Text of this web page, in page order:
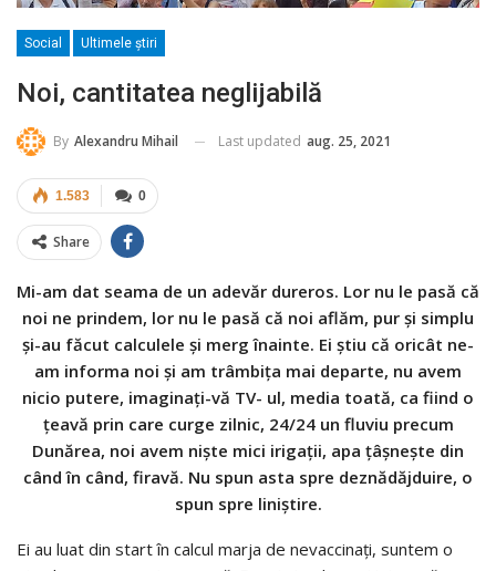
Social Ultimele ştiri
Noi, cantitatea neglijabilă
By Alexandru Mihail Last updated aug. 25, 2021
0
1.583
Share
Mi-am dat seama de un adevăr dureros. Lor nu le pasă că
noi ne prindem, lor nu le pasă că noi aflăm, pur și simplu
și-au făcut calculele și merg înainte. Ei știu că oricât ne-
am informa noi și am trâmbița mai departe, nu avem
nicio putere, imaginați-vă TV- ul, media toată, ca fiind o
țeavă prin care curge zilnic, 24/24 un fluviu precum
Dunărea, noi avem niște mici irigații, apa țâșnește din
când în când, firavă. Nu spun asta spre deznădăjduire, o
spun spre liniștire.
Ei au luat din start în calcul marja de nevaccinați, suntem o